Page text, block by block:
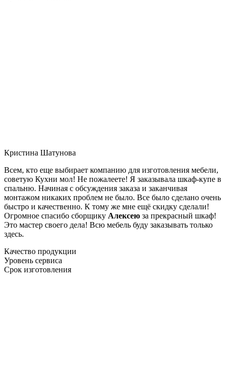
Кристина Шатунова
Всем, кто еще выбирает компанию для изготовления мебели,
советую Кухни мол! Не пожалеете! Я заказывала шкаф-купе в
спальню. Начиная с обсуждения заказа и заканчивая
монтажом никаких проблем не было. Все было сделано очень
быстро и качественно. К тому же мне ещё скидку сделали!
Огромное спасибо сборщику Алексею за прекрасный шкаф!
Это мастер своего дела! Всю мебель буду заказывать только
здесь.
Качество продукции
Уровень сервиса
Срок изготовления